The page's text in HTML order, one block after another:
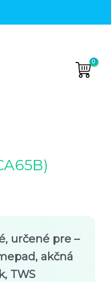
určené pre –
akčná
TWS